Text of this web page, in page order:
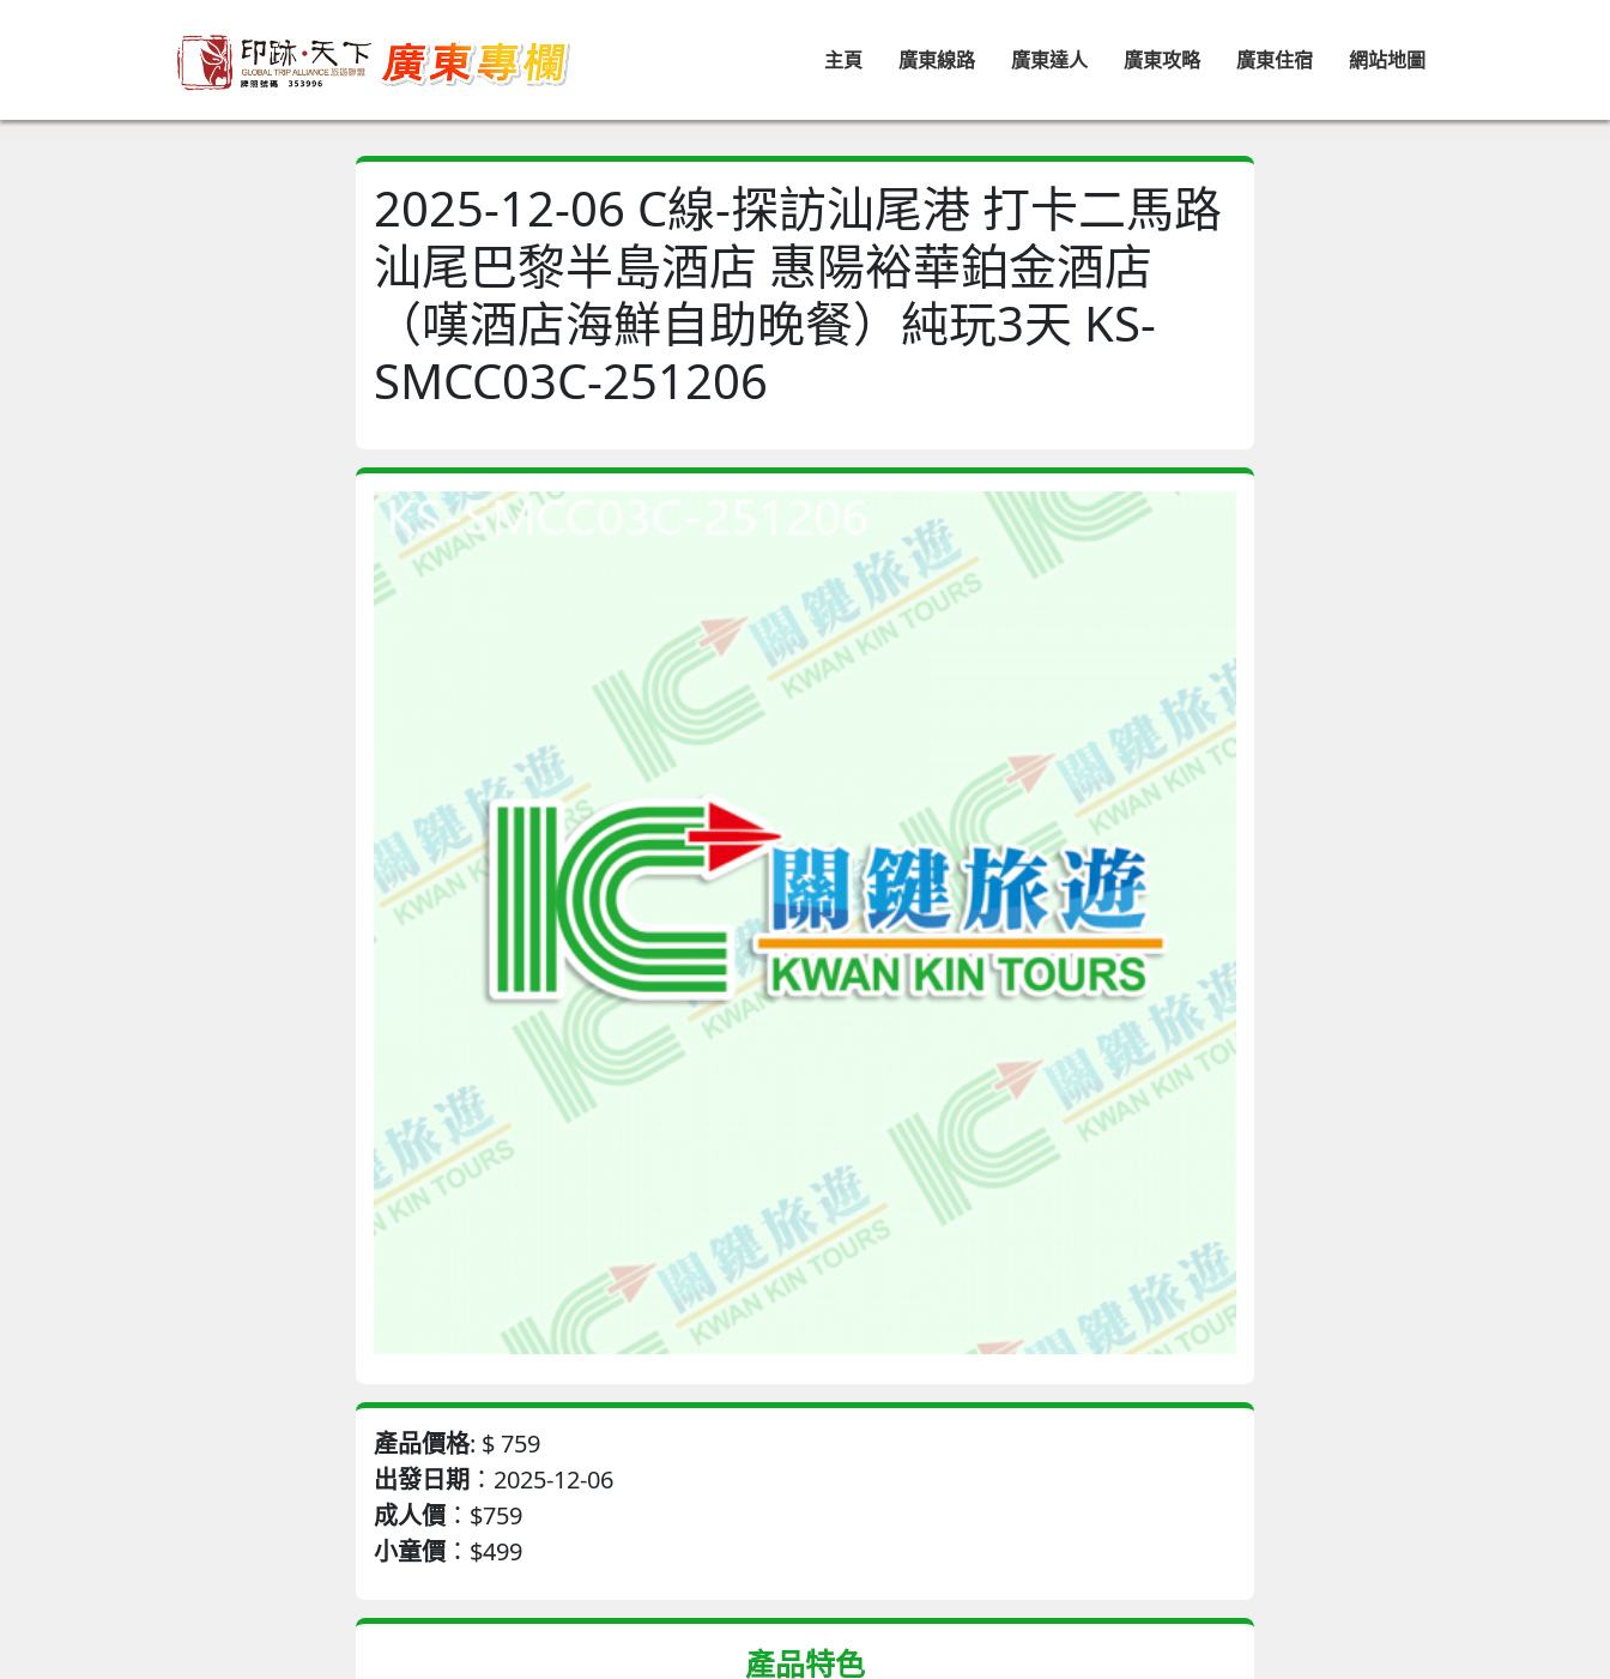
網站地圖
廣東住宿
廣東攻略
廣東達人
廣東線路
主頁
2025-12-06 C線-探訪汕尾港 打卡二馬路
汕尾巴黎半島酒店 惠陽裕華鉑金酒店
（嘆酒店海鮮自助晚餐）純玩3天 KS-
SMCC03C-251206
產品價格: $759
出發日期 ：2025-12-06
成人價 ： $759
小童價 ： $499
產品特色